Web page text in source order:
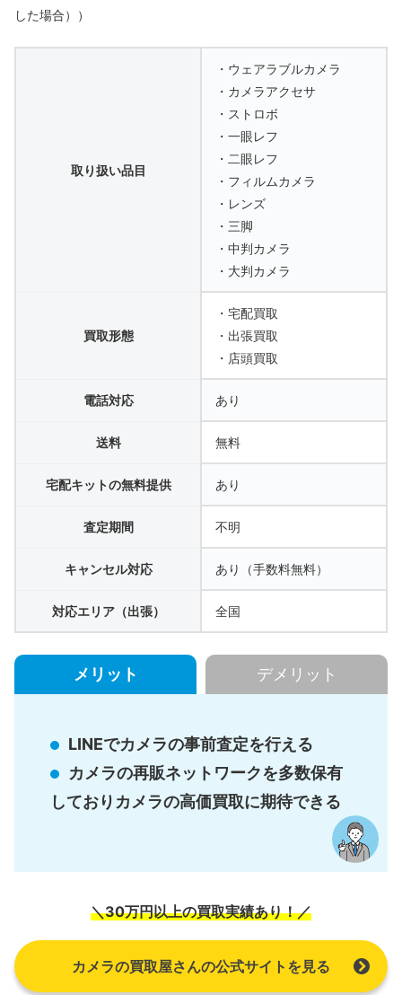
した場合））
取り扱い品目
・ウェアラブルカメラ
・カメラアクセサ
・ストロボ
・一眼レフ
・二眼レフ
・フィルムカメラ
・レンズ
・三脚
・中判カメラ
・大判カメラ
買取形態
・宅配買取
・出張買取
・店頭買取
電話対応 あり
送料 無料
宅配キットの無料提供 あり
査定期間 不明
キャンセル対応 あり（手数料無料）
対応エリア（出張） 全国
メリット デメリット
LINEでカメラの事前査定を行える
カメラの再販ネットワークを多数保有
しておりカメラの高価買取に期待できる
＼30万円以上の買取実績あり！／
カメラの買取屋さんの公式サイトを見る